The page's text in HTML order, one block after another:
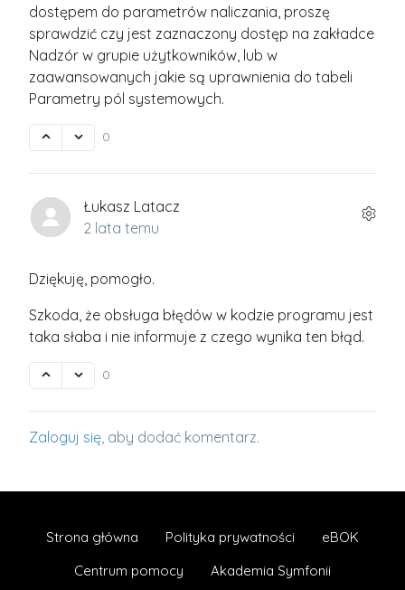
dostępem do parametrów naliczania, proszę
sprawdzić czy jest zaznaczony dostęp na zakładce
Nadzór w grupie użytkowników, lub w
zaawansowanych jakie są uprawnienia do tabeli
Parametry pól systemowych.
0
Łukasz Latacz
2 lata temu
Dziękuję, pomogło.
Szkoda, że obsługa błędów w kodzie programu jest
taka słaba i nie informuje z czego wynika ten błąd.
0
Zaloguj się, aby dodać komentarz.
Strona główna Polityka prywatności
eBOK
Centrum pomocy
Akademia Symfonii